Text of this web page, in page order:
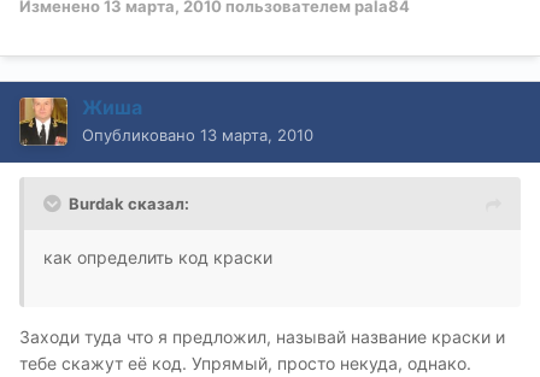
Изменено13 марта, 2010 пользователем pala84
Жиша
Опубликовано 13 марта, 2010
Burdak сказал:
как определить код краски
Заходи туда что я предложил, называй название краски и
тебе скажут её код. Упрямый, просто некуда, однако.